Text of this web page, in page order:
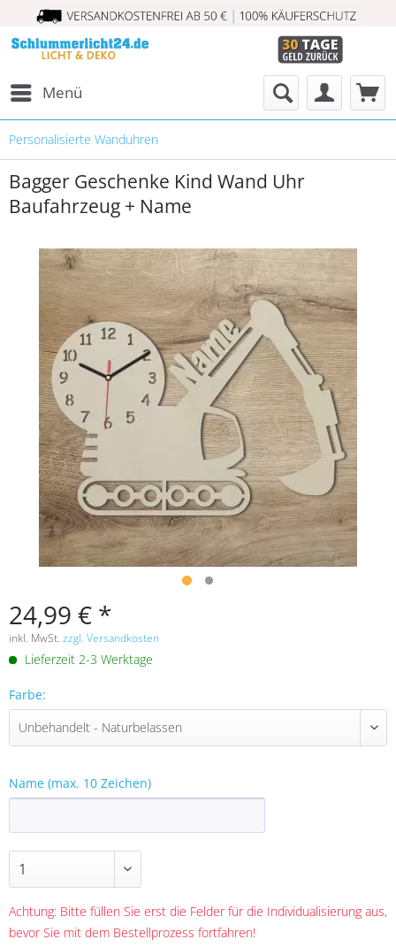
Menü
Personalisierte Wanduhren
Bagger Geschenke Kind Wand Uhr
Baufahrzeug + Name
24,99 € *
inkl. MwSt. zzgl. Versandkosten
Lieferzeit 2-3 Werktage
Farbe:
Name (max. 10 Zeichen)
Achtung: Bitte füllen Sie erst die Felder für die Individualisierung aus,
bevor Sie mit dem Bestellprozess fortfahren!